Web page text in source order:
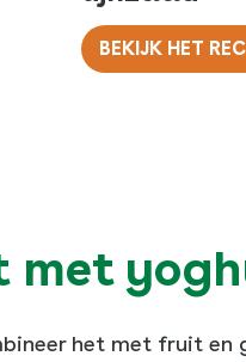
BEKIJK HET
met
het met fruit